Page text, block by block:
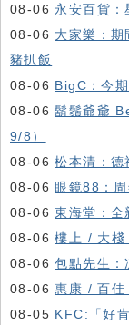
08-06 永安百貨：
08-06 大家樂：
豬扒飯
08-06 BigC：今
08-06鬍鬚爺爺
9/8）
08-06松本清：德
08-06 眼鏡88：
08-06東海堂：全
08-06樓上 / 大棧
08-06包點先生：
08-06惠康 / 百佳
08-05 KFC:「好